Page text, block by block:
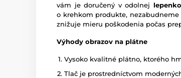
vám je doručený v odolnej
o krehkom produkte,
znižuje mieru poškodenia počas
Výhody obrazov na plátne
Vysoko kvalitné plátno, ktorého
Tlač je prostredníctvom